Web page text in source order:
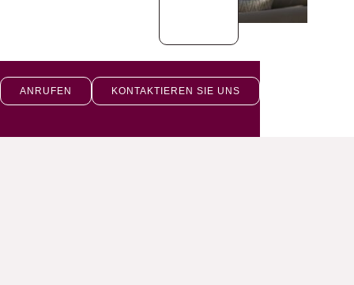
ANRUFEN KONTAKTIEREN SIE UNS